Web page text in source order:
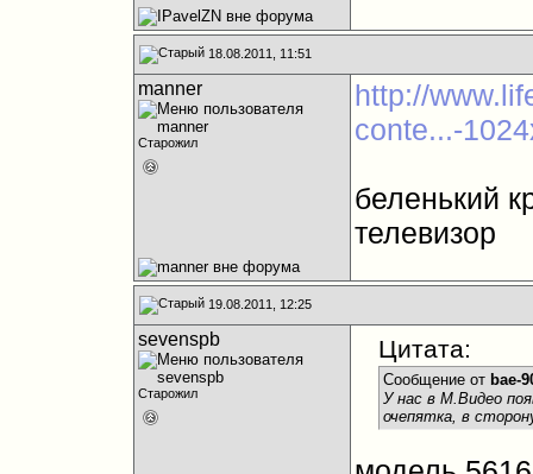
18.08.2011, 11:51
manner
Старожил
http://
conte...-
беленький
телевизор
19.08.2011, 12:25
sevenspb
Старожил
Цитата:
Сообщение от bae-
У нас в М.Видео
очепятка, в